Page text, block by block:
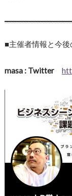
■主催者情報と今
masa : Twitter